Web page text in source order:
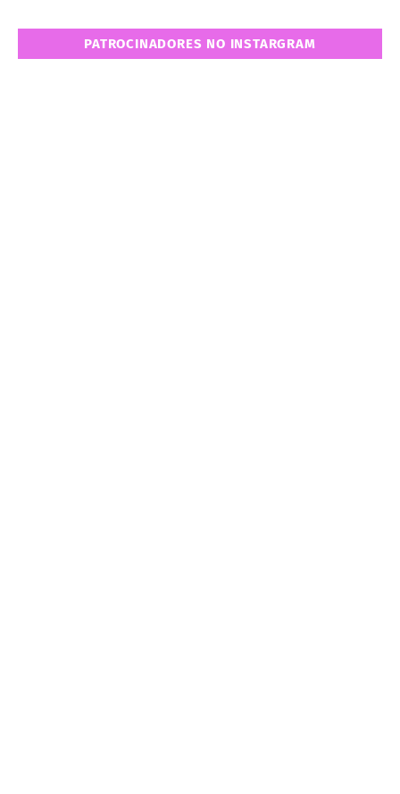
PATROCINADORES NO INSTARGRAM